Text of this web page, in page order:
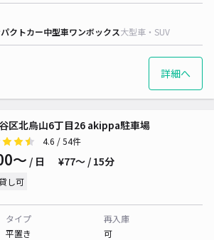
クトカー中型車ワンボックス大型車・SUV
詳細へ
区北烏山6丁目26 akippa駐車場
4.6 / 54件
〜 / 日 ¥77〜 / 15分
し可
タイプ
平置き
再入庫
可